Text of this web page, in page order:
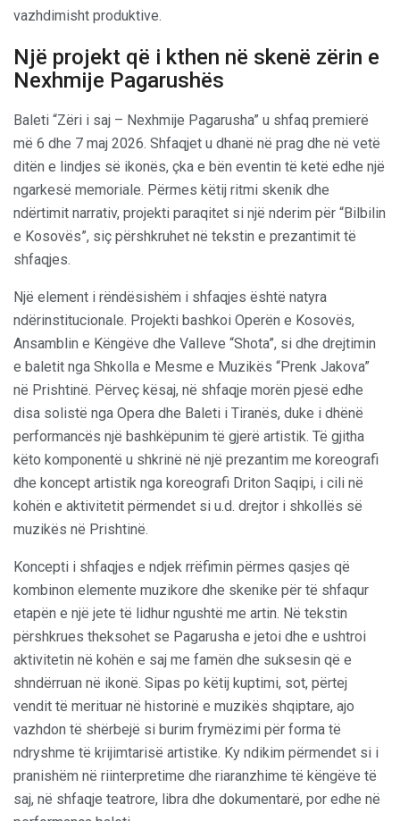
vazhdimisht produktive.
Një projekt që i kthen në skenë zërin e
Nexhmije Pagarushës
Baleti “Zëri i saj – Nexhmije Pagarusha” u shfaq premierë
më 6 dhe 7 maj 2026. Shfaqjet u dhanë në prag dhe në vetë
ditën e lindjes së ikonës, çka e bën eventin të ketë edhe një
ngarkesë memoriale. Përmes këtij ritmi skenik dhe
ndërtimit narrativ, projekti paraqitet si një nderim për “Bilbilin
e Kosovës”, siç përshkruhet në tekstin e prezantimit të
shfaqjes.
Një element i rëndësishëm i shfaqjes është natyra
ndërinstitucionale. Projekti bashkoi Operën e Kosovës,
Ansamblin e Këngëve dhe Valleve “Shota”, si dhe drejtimin
e baletit nga Shkolla e Mesme e Muzikës “Prenk Jakova”
në Prishtinë. Përveç kësaj, në shfaqje morën pjesë edhe
disa solistë nga Opera dhe Baleti i Tiranës, duke i dhënë
performancës një bashkëpunim të gjerë artistik. Të gjitha
këto komponentë u shkrinë në një prezantim me koreografi
dhe koncept artistik nga koreografi Driton Saqipi, i cili në
kohën e aktivitetit përmendet si u.d. drejtor i shkollës së
muzikës në Prishtinë.
Koncepti i shfaqjes e ndjek rrëfimin përmes qasjes që
kombinon elemente muzikore dhe skenike për të shfaqur
etapën e një jete të lidhur ngushtë me artin. Në tekstin
përshkrues theksohet se Pagarusha e jetoi dhe e ushtroi
aktivitetin në kohën e saj me famën dhe suksesin që e
shndërruan në ikonë. Sipas po këtij kuptimi, sot, përtej
vendit të merituar në historinë e muzikës shqiptare, ajo
vazhdon të shërbejë si burim frymëzimi për forma të
ndryshme të krijimtarisë artistike. Ky ndikim përmendet si i
pranishëm në riinterpretime dhe riaranzhime të këngëve të
saj, në shfaqje teatrore, libra dhe dokumentarë, por edhe në